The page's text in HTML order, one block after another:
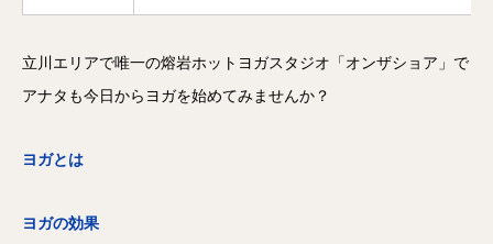
立川エリアで唯一の熔岩ホットヨガスタジオ「オンザショア」で
アナタも今日からヨガを始めてみませんか？
ヨガとは
ヨガの効果